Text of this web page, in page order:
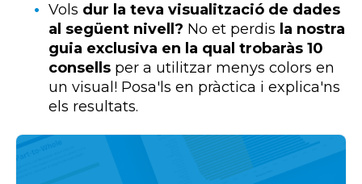
Vols dur la teva visualització de dades
al següent nivell? No et perdis la nostra
guia exclusiva en la qual trobaràs 10
consells per a utilitzar menys colors en
un visual! Posa'ls en pràctica i explica'ns
els resultats.